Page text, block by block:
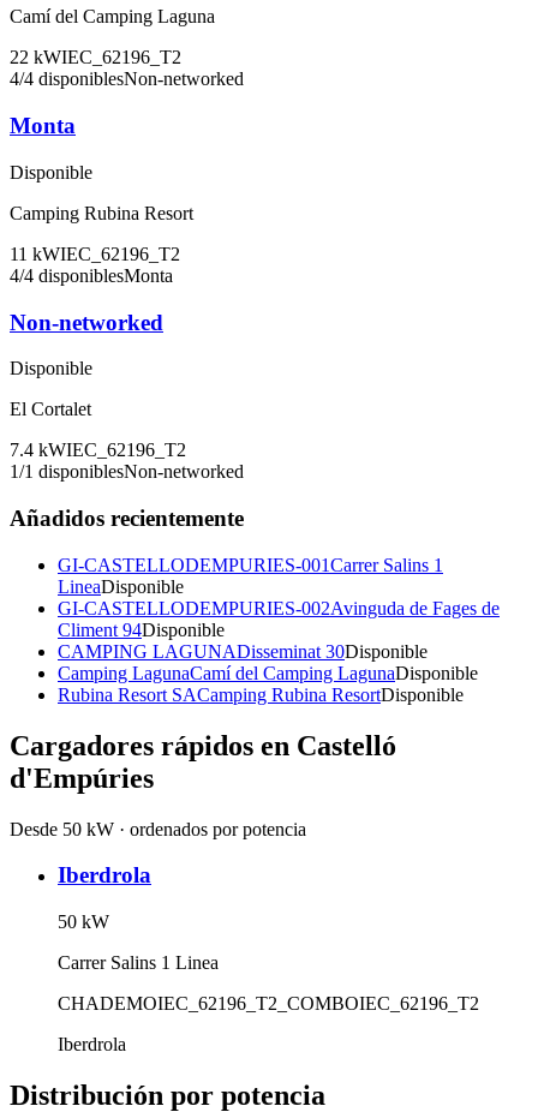
Camí del Camping Laguna
22 kWIEC_62196_T2
4/4 disponiblesNon-networked
Monta
Disponible
Camping Rubina Resort
11 kWIEC_62196_T2
4/4 disponiblesMonta
Non-networked
Disponible
El Cortalet
7.4 kWIEC_62196_T2
1/1 disponiblesNon-networked
Añadidos recientemente
GI-CASTELLODEMPURIES-001Carrer Salins 1
LineaDisponible
GI-CASTELLODEMPURIES-002Avinguda de Fages de
Climent 94Disponible
CAMPING LAGUNADisseminat 30Disponible
Camping LagunaCamí del Camping LagunaDisponible
Rubina Resort SACamping Rubina ResortDisponible
Cargadores rápidos en Castelló
d'Empúries
Desde 50 kW · ordenados por potencia
Iberdrola
50 kW
Carrer Salins 1 Linea
CHADEMOIEC_62196_T2_COMBOIEC_62196_T2
Iberdrola
Distribución por potencia